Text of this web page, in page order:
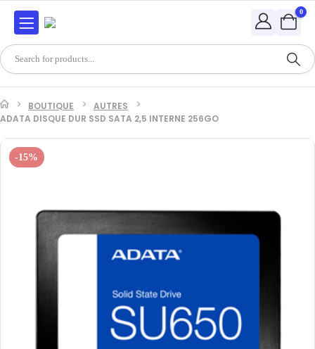
0
BOUTIQUE
AUTRES
ADATA DISQUE DUR SSD SATA 2,5 INTERNE 256GO
-15%